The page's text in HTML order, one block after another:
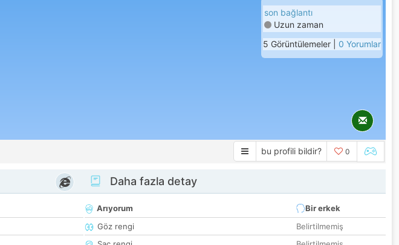
son bağlantı
Uzun zaman
5 Görüntülemeler | 0 Yorumlar
bu profili bildir? 0
Daha fazla detay
Arıyorum
Bir erkek
Göz rengi
Belirtilmemiş